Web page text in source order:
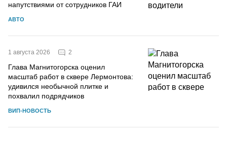
напутствиями от сотрудников ГАИ
АВТО
1 августа 2026 2
Глава Магнитогорска оценил
масштаб работ в сквере Лермонтова:
удивился необычной плитке и
похвалил подрядчиков
ВИП-НОВОСТЬ